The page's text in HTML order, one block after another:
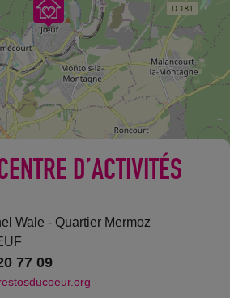
D’ACTIVITÉS
Wale - Quartier Mermoz
77 09